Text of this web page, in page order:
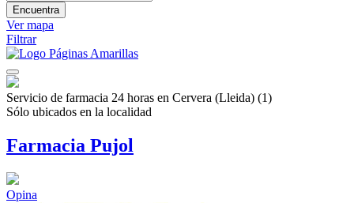
Encuentra
Ver mapa
Filtrar
Servicio de farmacia 24 horas en Cervera (Lleida) (1)
Sólo ubicados en la localidad
Farmacia Pujol
Opina